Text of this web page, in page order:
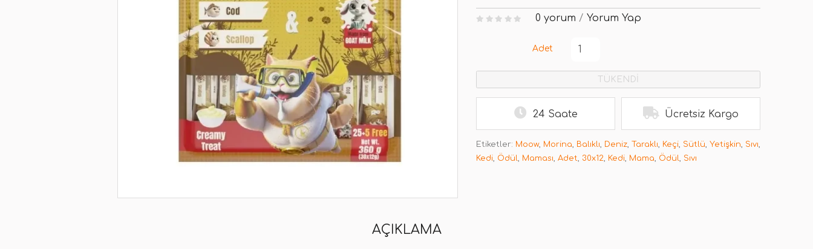
0 yorum / Yorum Yap
Adet
TÜKENDİ
24 Saate Ücretsiz Kargo
Etiketler: Moow, Morina, Balıklı, Deniz, Taraklı, Keçi, Sütlü, Yetişkin, Sıvı,
Kedi, Ödül, Maması, Adet, 30x12, Kedi, Mama, Ödül, Sıvı
AÇIKLAMA